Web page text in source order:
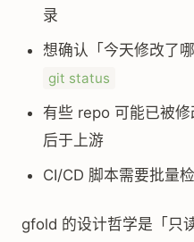
录
想确认「今天修改了
git status
有些 repo 可能已被
后于上游
CI/CD 脚本需要批量
gfold 的设计哲学是「只